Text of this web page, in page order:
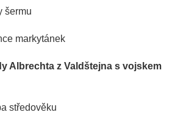
šermu
markytánek
Albrechta z Valdštejna s vojskem
středověku